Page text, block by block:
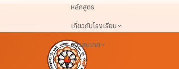
หลักสูตร
เกี่ยวกับโรงเรียน
สารสนเทศ
เข้าสู่ระบบ